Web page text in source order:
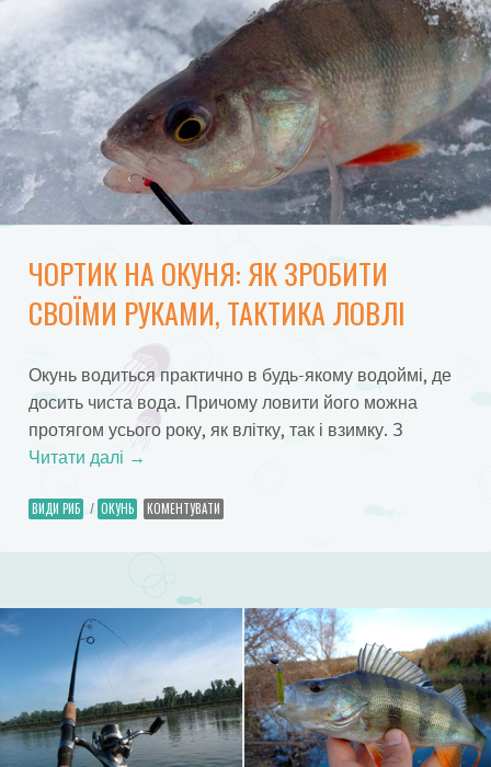
ЧОРТИК НА ОКУНЯ: ЯК ЗРОБИТИ
СВОЇМИ РУКАМИ, ТАКТИКА ЛОВЛІ
Окунь водиться практично в будь-якому водоймі, де
досить чиста вода. Причому ловити його можна
протягом усього року, як влітку, так і взимку. З
Читати далі →
ВИДИ РИБ / ОКУНЬ КОМЕНТУВАТИ